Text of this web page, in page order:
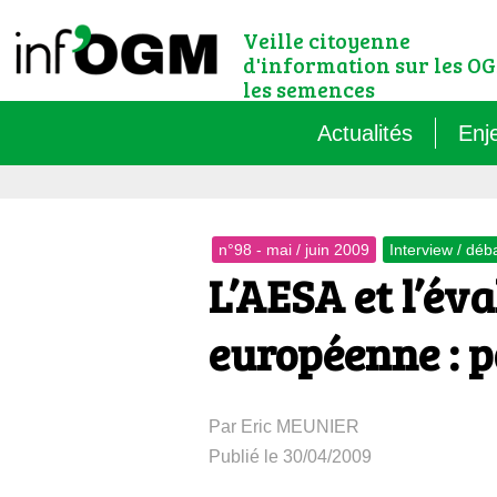
Veille citoyenne
d'information sur les
les semences
Actualités
n°98 - mai / juin 2009 Interview /
L’AESA et
européenne :
Par Eric MEUNIER
Publié le 30/04/2009